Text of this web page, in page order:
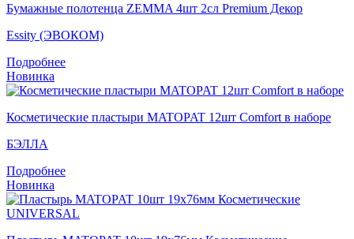
Бумажные полотенца ZEMMA 4шт 2сл Premium Декор
Essity (ЭВОКОМ)
Подробнее
Новинка
Косметические пластыри MATOPAT 12шт Comfort в наборе
БЭЛЛА
Подробнее
Новинка